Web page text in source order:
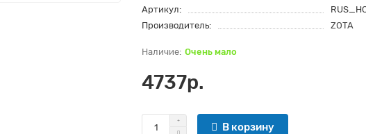
Артикул:
Производитель:
ZOTA
Очень мало
4737р.
В корзину